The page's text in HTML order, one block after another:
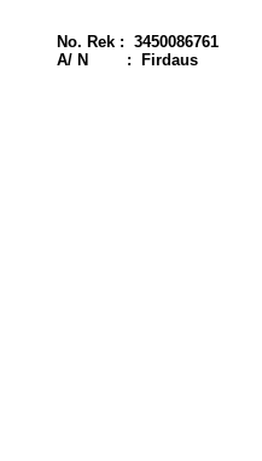
No. Rek : 3450086761
A/ N : Firdaus